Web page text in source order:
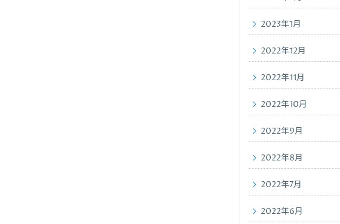
2023年1月
2022年12月
2022年11月
2022年10月
2022年9月
2022年8月
2022年7月
2022年6月